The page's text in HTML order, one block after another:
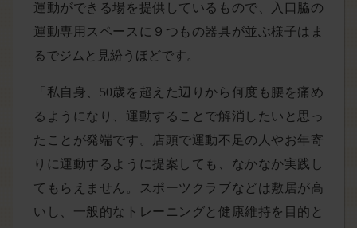
運動ができる場を提供しているもので、入口脇の
運動専用スペースに９つもの器具が並ぶ様子はま
るでジムと見紛うほどです。
「私自身、50歳を超えた辺りから何度も腰を痛め
るようになり、運動することで解消したいと思っ
たことが発端です。店頭で運動不足の人やお年寄
りに運動するように提案しても、なかなか実践し
てもらえません。スポーツクラブなどは敷居が高
いし、一般的なトレーニングと健康維持を目的と